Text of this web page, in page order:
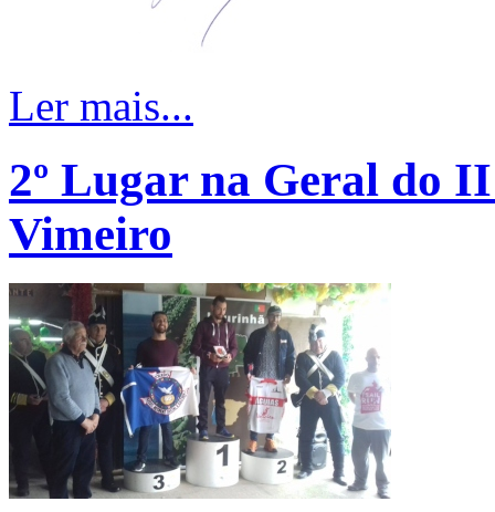
Ler mais...
2º Lugar na Geral do
Vimeiro